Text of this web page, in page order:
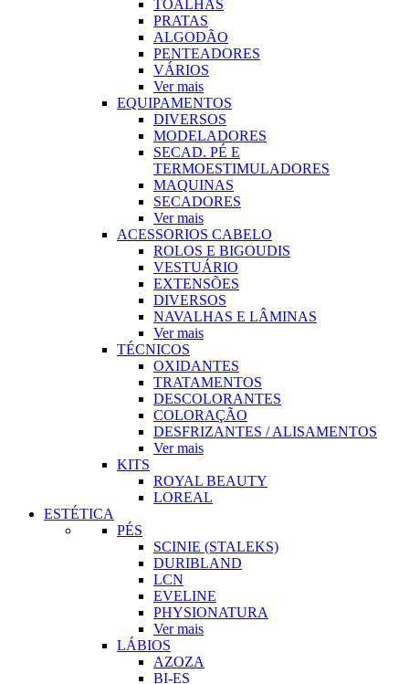
TOALHAS
PRATAS
ALGODÃO
PENTEADORES
VÁRIOS
Ver mais
EQUIPAMENTOS
DIVERSOS
MODELADORES
SECAD. PÉ E
TERMOESTIMULADORES
MAQUINAS
SECADORES
Ver mais
ACESSORIOS CABELO
ROLOS E BIGOUDIS
VESTUÁRIO
EXTENSÕES
DIVERSOS
NAVALHAS E LÂMINAS
Ver mais
TÉCNICOS
OXIDANTES
TRATAMENTOS
DESCOLORANTES
COLORAÇÃO
DESFRIZANTES / ALISAMENTOS
Ver mais
KITS
ROYAL BEAUTY
LOREAL
ESTÉTICA
PÉS
SCINIE (STALEKS)
DURIBLAND
LCN
EVELINE
PHYSIONATURA
Ver mais
LÁBIOS
AZOZA
BI-ES